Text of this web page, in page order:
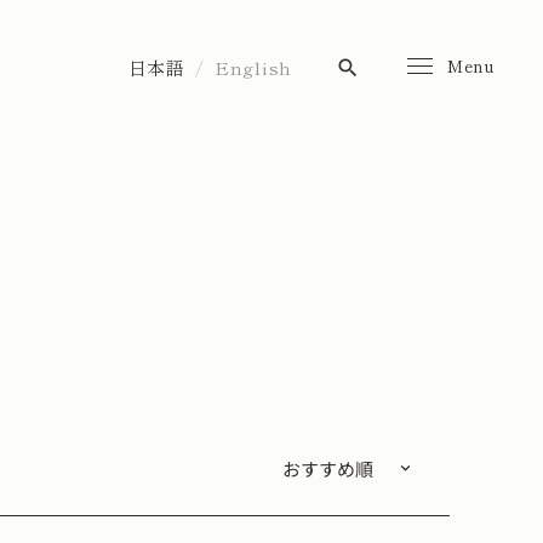
Menu
日本語 English search